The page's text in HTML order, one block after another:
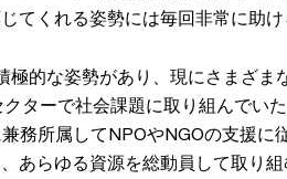
てくれる姿勢には毎回非常に助け
極的な姿勢があり、現にさまざま
ターで社会課題に取り組んでい
務所属してNPOやNGOの支援に
あらゆる資源を総動員して取り